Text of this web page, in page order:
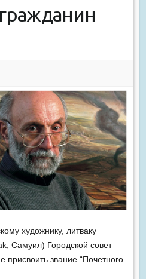
художнику, литваку
Самуил) Городской совет
звание “Почетного